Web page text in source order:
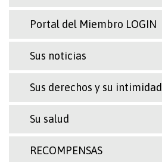
Portal del Miembro LOGIN
Sus noticias
Sus derechos y su intimidad
Su salud
RECOMPENSAS